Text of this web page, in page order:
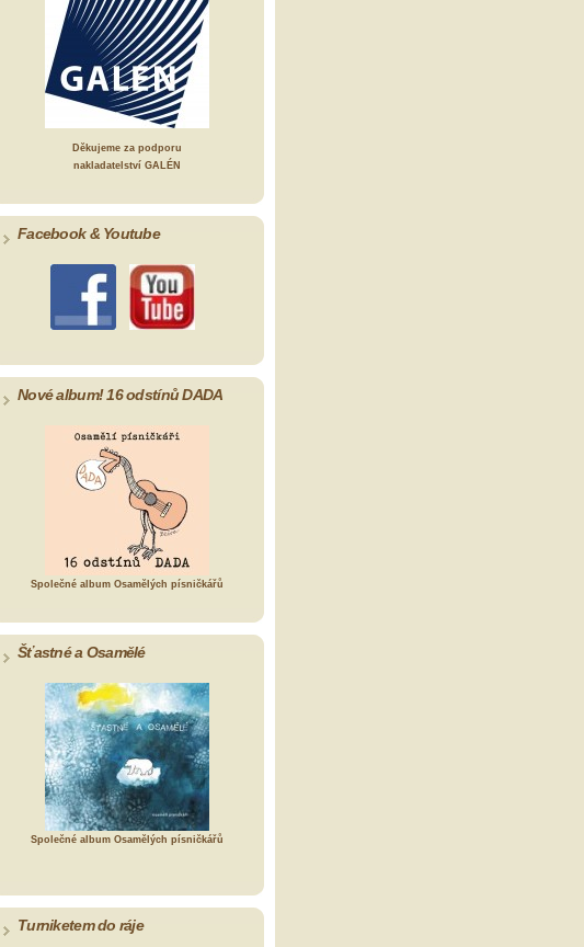
Děkujeme za podporu
nakladatelství GALÉN
Facebook & Youtube
Nové album! 16 odstínů DADA
Společné album Osamělých písničkářů
Šťastné a Osamělé
Společné album Osamělých písničkářů
Turniketem do ráje